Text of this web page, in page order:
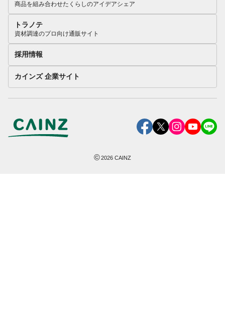
商品を組み合わせたくらしのアイデアシェア
トラノテ
資材調達のプロ向け通販サイト
採用情報
カインズ 企業サイト
©2026 CAINZ